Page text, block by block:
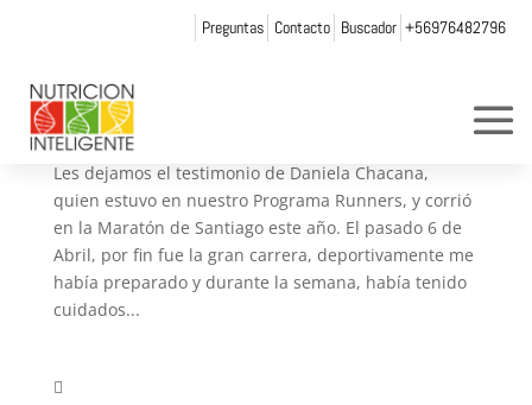
Preguntas Contacto Buscador +56976482796
Programa Runners-Daniela Chacana, post
Maratón de Stgo.
porWeb Admin NI
Les dejamos el testimonio de Daniela Chacana,
quien estuvo en nuestro Programa Runners, y corrió
en la Maratón de Santiago este año. El pasado 6 de
Abril, por fin fue la gran carrera, deportivamente me
había preparado y durante la semana, había tenido
cuidados...
